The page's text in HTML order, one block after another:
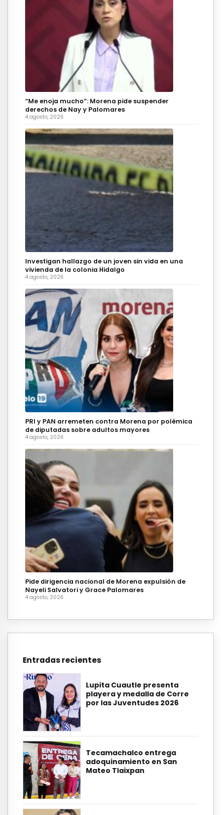
“Me enoja mucho”: Morena pide suspender
derechos de Nay y Palomares
4 agosto, 2026
Investigan hallazgo de un joven sin vida en una
vivienda de la colonia Hidalgo
4 agosto, 2026
PRI y PAN arremeten contra Morena por polémica
de diputadas sobre adultos mayores
4 agosto, 2026
Pide dirigencia nacional de Morena expulsión de
Nayeli Salvatori y Grace Palomares
4 agosto, 2026
Entradas recientes
Lupita Cuautle presenta
playera y medalla de Corre
por las Juventudes 2026
Tecamachalco entrega
adoquinamiento en San
Mateo Tlaixpan